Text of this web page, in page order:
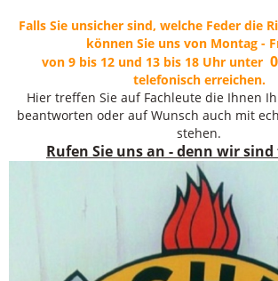
Falls Sie unsicher sind, welche Feder die
können Sie uns von Montag -
von 9 bis 12 und 13 bis 18 Uhr unter
telefonisch erreichen.
Hier treffen Sie auf Fachleute die Ihnen
beantworten oder auf Wunsch auch mit
stehen.
Rufen Sie uns an - denn wir sind